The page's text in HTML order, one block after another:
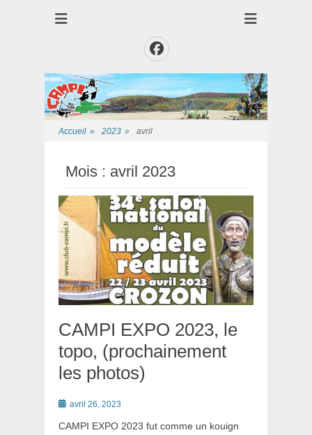
Club CAMPI
Facebook
Accueil » 2023 » avril
Mois : avril 2023
CAMPI EXPO 2023, le
topo, (prochainement
les photos)
Postéavril 26, 2023
CAMPI EXPO 2023 fut comme un kouign